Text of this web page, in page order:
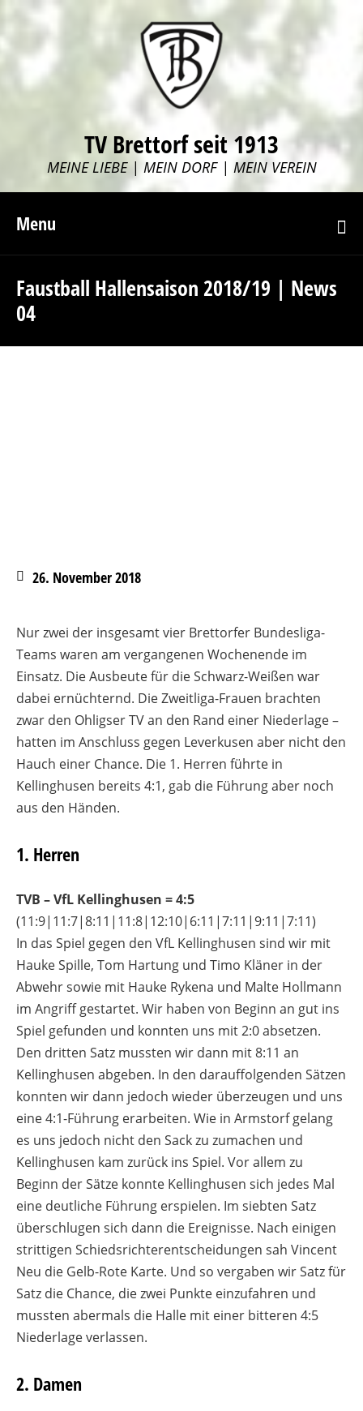
TV Brettorf seit 1913
MEINE LIEBE | MEIN DORF | MEIN VEREIN
Menu
Faustball Hallensaison 2018/19 | News
04
26. November 2018
Nur zwei der insgesamt vier Brettorfer Bundesliga-
Teams waren am vergangenen Wochenende im
Einsatz. Die Ausbeute für die Schwarz-Weißen war
dabei ernüchternd. Die Zweitliga-Frauen brachten
zwar den Ohligser TV an den Rand einer Niederlage –
hatten im Anschluss gegen Leverkusen aber nicht den
Hauch einer Chance. Die 1. Herren führte in
Kellinghusen bereits 4:1, gab die Führung aber noch
aus den Händen.
1. Herren
TVB – VfL Kellinghusen = 4:5
(11:9|11:7|8:11|11:8|12:10|6:11|7:11|9:11|7:11)
In das Spiel gegen den VfL Kellinghusen sind wir mit
Hauke Spille, Tom Hartung und Timo Kläner in der
Abwehr sowie mit Hauke Rykena und Malte Hollmann
im Angriff gestartet. Wir haben von Beginn an gut ins
Spiel gefunden und konnten uns mit 2:0 absetzen.
Den dritten Satz mussten wir dann mit 8:11 an
Kellinghusen abgeben. In den darauffolgenden Sätzen
konnten wir dann jedoch wieder überzeugen und uns
eine 4:1-Führung erarbeiten. Wie in Armstorf gelang
es uns jedoch nicht den Sack zu zumachen und
Kellinghusen kam zurück ins Spiel. Vor allem zu
Beginn der Sätze konnte Kellinghusen sich jedes Mal
eine deutliche Führung erspielen. Im siebten Satz
überschlugen sich dann die Ereignisse. Nach einigen
strittigen Schiedsrichterentscheidungen sah Vincent
Neu die Gelb-Rote Karte. Und so vergaben wir Satz für
Satz die Chance, die zwei Punkte einzufahren und
mussten abermals die Halle mit einer bitteren 4:5
Niederlage verlassen.
2. Damen